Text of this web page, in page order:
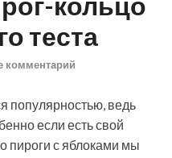
теста
комментарий
популярностью, ведь
если есть свой
пироги с яблоками мы